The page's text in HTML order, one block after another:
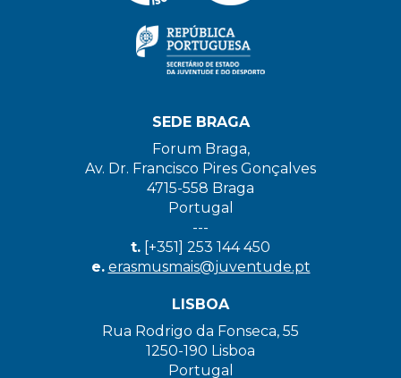
SEDE BRAGA
Forum Braga,
Av. Dr. Francisco Pires Gonçalves
4715-558 Braga
Portugal
---
t. [+351] 253 144 450
e. erasmusmais@juventude.pt
LISBOA
Rua Rodrigo da Fonseca, 55
1250-190 Lisboa
Portugal